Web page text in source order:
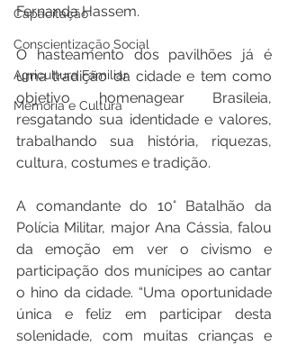
Capacitação
Conscientização Social
Agricultura Familiar
Memória e Cultura
Fernanda Hassem.
O hasteamento dos pavilhões já é
uma tradição da cidade e tem como
objetivo homenagear Brasileia,
resgatando sua identidade e valores,
trabalhando sua história, riquezas,
cultura, costumes e tradição.
A comandante do 10° Batalhão da
Polícia Militar, major Ana Cássia, falou
da emoção em ver o civismo e
participação dos munícipes ao cantar
o hino da cidade. “Uma oportunidade
única e feliz em participar desta
solenidade, com muitas crianças e